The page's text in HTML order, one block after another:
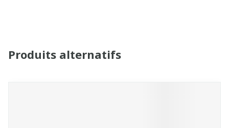
Produits alternatifs